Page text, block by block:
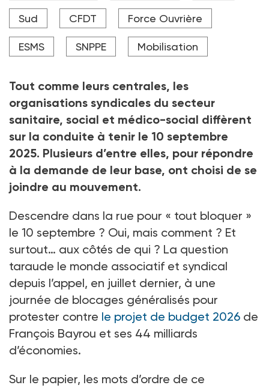
Crédit photo Hans Lucas via AFP
Sud CFDT Force Ouvrière
ESMS SNPPE Mobilisation
Tout comme leurs centrales, les
organisations syndicales du secteur
sanitaire, social et médico-social diffèrent
sur la conduite à tenir le 10 septembre
2025. Plusieurs d’entre elles, pour répondre
à la demande de leur base, ont choisi de se
joindre au mouvement.
Descendre dans la rue pour « tout bloquer »
le 10 septembre ? Oui, mais comment ? Et
surtout… aux côtés de qui ? La question
taraude le monde associatif et syndical
depuis l’appel, en juillet dernier, à une
journée de blocages généralisés pour
protester contre le projet de budget 2026 de
François Bayrou et ses 44 milliards
d’économies.
Sur le papier, les mots d’ordre de ce